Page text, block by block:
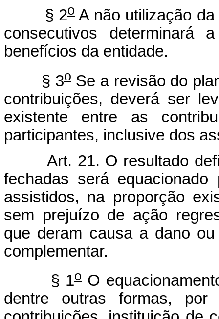
§ 2o A não utilização
consecutivos determinará
benefícios da entidade.
§ 3oSe a revisão do
contribuições, deverá ser
existente entre as
participantes, inclusive dos
Art. 21. O resultado
fechadas será
assistidos, na proporção
sem prejuízo de ação
que deram causa a dano
complementar.
§ 1o O
dentre outras formas,